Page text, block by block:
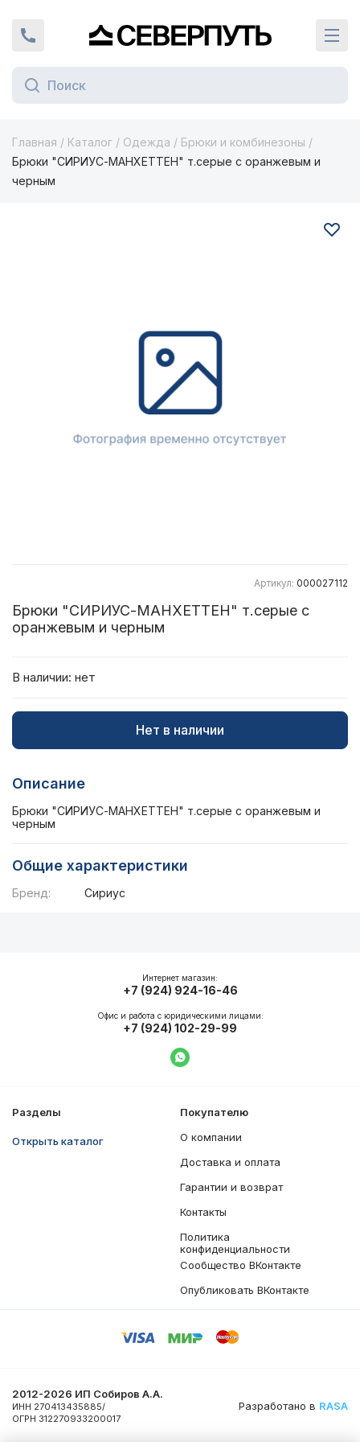
+7 (924) 924-16-46Вернуться на главную страницу
Главная / Каталог / Одежда / Брюки и комбинезоны /
Брюки "СИРИУС-МАНХЕТТЕН" т.серые с оранжевым и
черным
Артикул: 000027112
Брюки "СИРИУС-МАНХЕТТЕН" т.серые с
оранжевым и черным
В наличии: нет
Нет в наличии
Описание
Брюки "СИРИУС-МАНХЕТТЕН" т.серые с оранжевым и
черным
Общие характеристики
Бренд: Сириус
Разделы
Открыть каталог
Покупателю
О компании
Доставка и оплата
Гарантии и возврат
Контакты
Политика
конфиденциальности
Сообщество ВКонтакте
Опубликовать ВКонтакте
Интернет магазин:
+7 (924) 924-16-46
Офис и работа с юридическими лицами:
+7 (924) 102-29-99
Написать в WhatsApp
2012-2026 ИП Собиров А.А.
ИНН 270413435885/
ОГРН 312270933200017
Разработано в RASA